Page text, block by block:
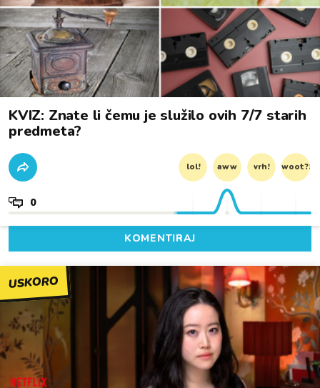
KVIZ: Znate li čemu je služilo ovih 7/7 starih
predmeta?
lol! aww vrh! woot?!
0
KOMENTIRAJ
USKORO